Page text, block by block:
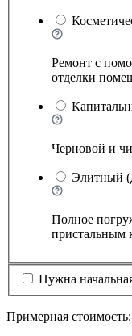
Ремонт с
отделки
Черновой и
Элитный
Полное
пристальным
Нужна
Примерная стоимость: